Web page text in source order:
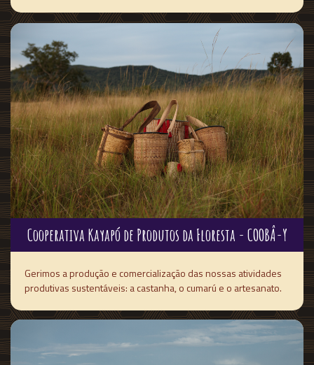
Cooperativa Kayapó de Produtos da Floresta - COOBÂ-Y
Gerimos a produção e comercialização das nossas atividades
produtivas sustentáveis: a castanha, o cumarú e o artesanato.